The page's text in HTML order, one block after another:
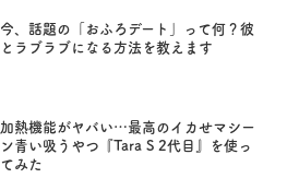
今、話題の「おふろデート」って何？彼
とラブラブになる方法を教えます
加熱機能がヤバい…最高のイカせマシー
ン青い吸うやつ『Tara S 2代目』を使っ
てみた